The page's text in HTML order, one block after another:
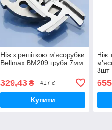
Ніж з решіткою м'ясорубки
Bellmax BM209 груба 7мм
329,43₴ 417 ₴
Купити
Ніж
3шт